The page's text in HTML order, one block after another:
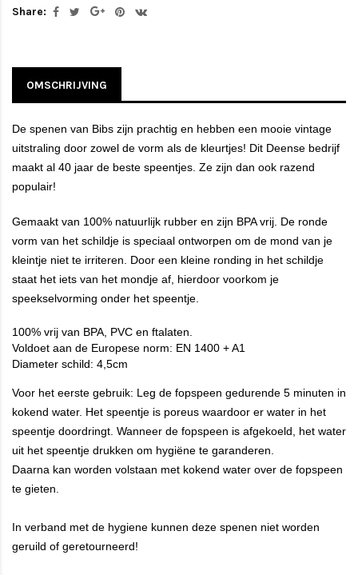
Share:
OMSCHRIJVING
De spenen van Bibs zijn prachtig en hebben een mooie vintage
uitstraling door zowel de vorm als de kleurtjes! Dit Deense bedrijf
maakt al 40 jaar de beste speentjes. Ze zijn dan ook razend
populair!
Gemaakt van 100% natuurlijk rubber en zijn BPA vrij. De ronde
vorm van het schildje is speciaal ontworpen om de mond van je
kleintje niet te irriteren. Door een kleine ronding in het schildje
staat het iets van het mondje af, hierdoor voorkom je
speekselvorming onder het speentje.
100% vrij van BPA, PVC en ftalaten.
Voldoet aan de Europese norm: EN 1400 + A1
Diameter schild: 4,5cm
Voor het eerste gebruik: Leg de fopspeen gedurende 5 minuten in
kokend water. Het speentje is poreus waardoor er water in het
speentje doordringt. Wanneer de fopspeen is afgekoeld, het water
uit het speentje drukken om hygiëne te garanderen.
Daarna kan worden volstaan met kokend water over de fopspeen
te gieten.
In verband met de hygiene kunnen deze spenen niet worden
geruild of geretourneerd!